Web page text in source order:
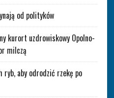
od polityków
kurort uzdrowiskowy Opolno-
milczą
ryb, aby odrodzić rzekę po